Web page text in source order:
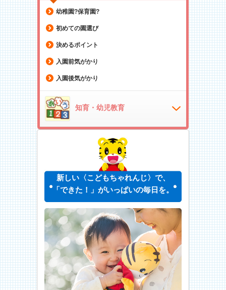
幼稚園?保育園?
初めての園選び
決めるポイント
入園前気がかり
入園後気がかり
知育・幼児教育
新しい〈こどもちゃれんじ〉で、
「できた！」がいっぱいの毎日を。